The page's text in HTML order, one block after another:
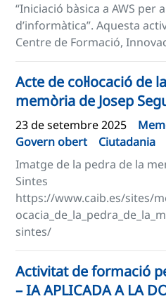
“Iniciació bàsica a AWS per
d’informàtica”. Aquesta
Centre de Formació,
Acte de col·locació de
memòria de Josep
23 de setembre 2025
Govern obert
Ciutadania
Imatge de la pedra de la
Sintes
https://www.caib.es/sites/
sintes/
Activitat de formació
– IA APLICADA A LA